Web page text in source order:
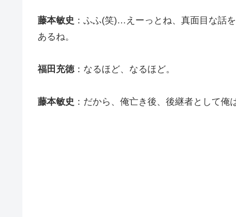
藤本敏史 ：ふふ(笑)…えーっとね、真面目な話
あるね。
福田充徳：なるほど、なるほど。
藤本敏史 ：だから、俺亡き後、後継者として俺